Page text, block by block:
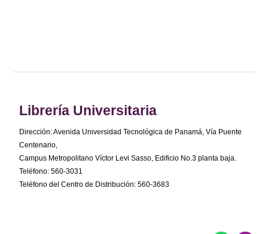
Librería Universitaria
Dirección: Avenida Universidad Tecnológica de Panamá, Vía Puente
Centenario,
Campus Metropolitano Víctor Levi Sasso, Edificio No.3 planta baja.
Teléfono: 560-3031
Teléfono del Centro de Distribución: 560-3683